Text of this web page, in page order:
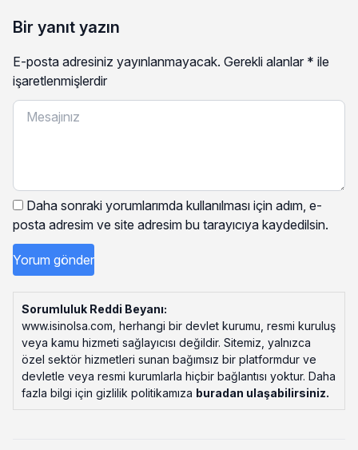
Bir yanıt yazın
E-posta adresiniz yayınlanmayacak. Gerekli alanlar * ile
işaretlenmişlerdir
Daha sonraki yorumlarımda kullanılması için adım, e-
posta adresim ve site adresim bu tarayıcıya kaydedilsin.
Sorumluluk Reddi Beyanı:
www.isinolsa.com, herhangi bir devlet kurumu, resmi kuruluş
veya kamu hizmeti sağlayıcısı değildir. Sitemiz, yalnızca
özel sektör hizmetleri sunan bağımsız bir platformdur ve
devletle veya resmi kurumlarla hiçbir bağlantısı yoktur. Daha
fazla bilgi için gizlilik politikamıza buradan ulaşabilirsiniz.